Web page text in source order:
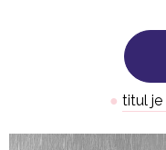
● titul je